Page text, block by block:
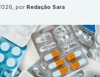
, por Redação Sara